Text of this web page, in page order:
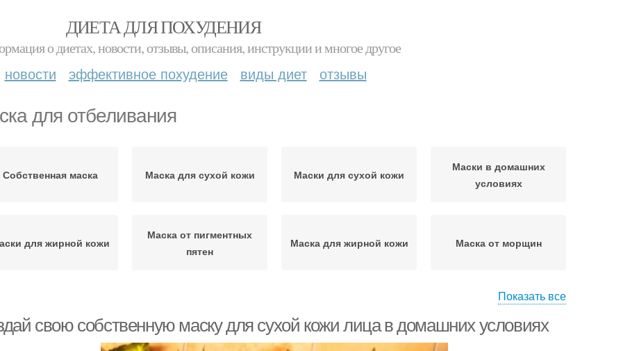
ДИЕТА ДЛЯ ПОХУДЕНИЯ
о диетах, новости, отзывы, описания, инструкции и многое другое
новости эффективное похудение виды диет отзывы
для отбеливания
Собственная маска Маска для сухой кожи Маски для сухой кожи
Маски в домашних
условиях
для жирной кожи
Маска от пигментных
пятен
Маска для жирной кожи Маска от морщин
Показать все
свою собственную маску для сухой кожи лица в домашних условиях